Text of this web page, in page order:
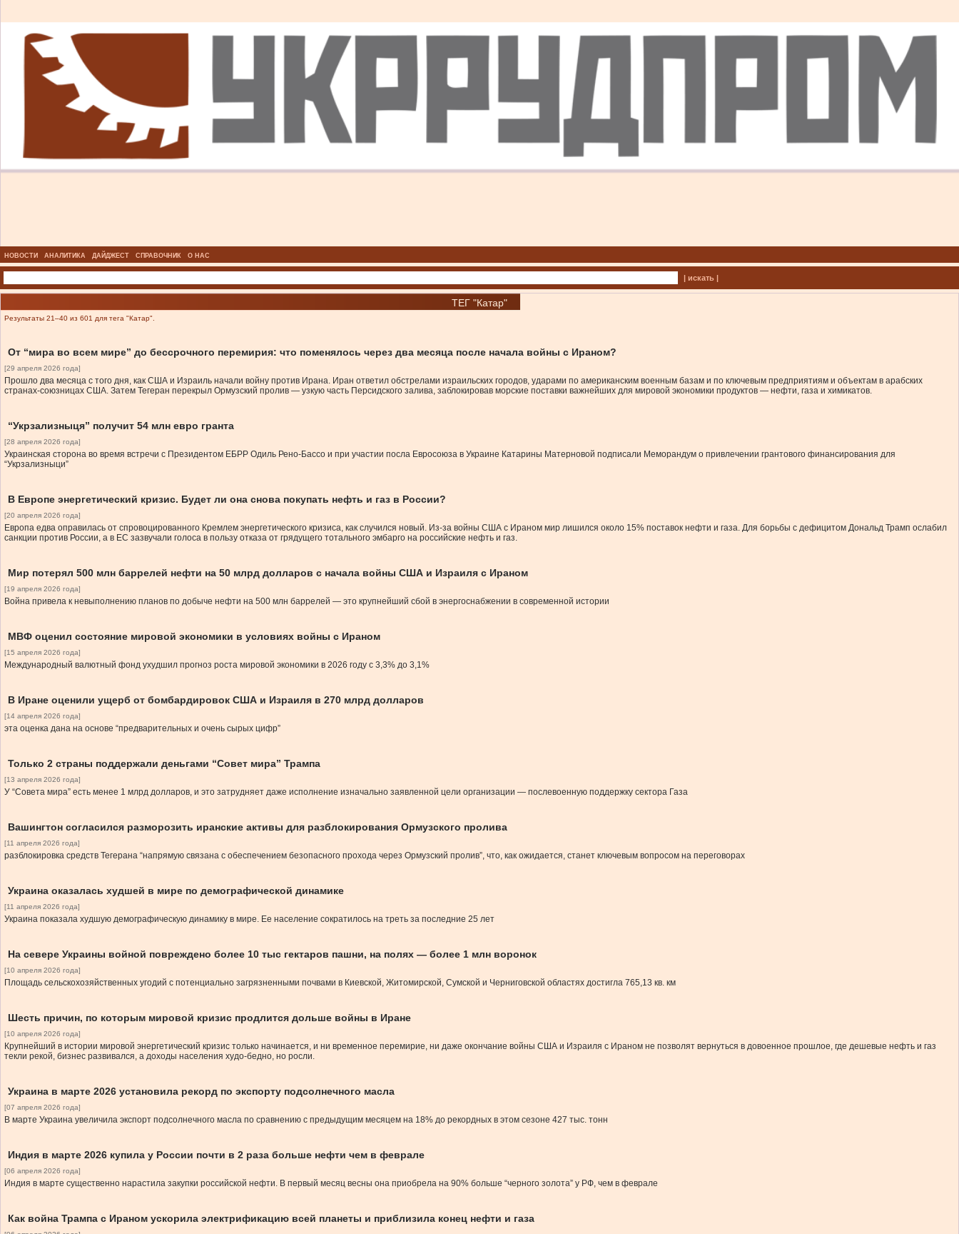
НОВОСТИ АНАЛИТИКА ДАЙДЖЕСТ СПРАВОЧНИК О НАС
| искать |
ТЕГ "Катар"
Результаты 21–40 из 601 для тега "Катар".
От “мира во всем мире” до бессрочного перемирия: что поменялось через два месяца после начала войны с Ираном?
[29 апреля 2026 года]
Прошло два месяца с того дня, как США и Израиль начали войну против Ирана. Иран ответил обстрелами израильских городов, ударами по американским военным базам и по ключевым предприятиям и объектам в арабских
странах-союзницах США. Затем Тегеран перекрыл Ормузский пролив — узкую часть Персидского залива, заблокировав морские поставки важнейших для мировой экономики продуктов — нефти, газа и химикатов.
“Укрзализныця” получит 54 млн евро гранта
[28 апреля 2026 года]
Украинская сторона во время встречи с Президентом ЕБРР Одиль Рено-Бассо и при участии посла Евросоюза в Украине Катарины Матерновой подписали Меморандум о привлечении грантового финансирования для
“Укрзализныци”
В Европе энергетический кризис. Будет ли она снова покупать нефть и газ в России?
[20 апреля 2026 года]
Европа едва оправилась от спровоцированного Кремлем энергетического кризиса, как случился новый. Из-за войны США с Ираном мир лишился около 15% поставок нефти и газа. Для борьбы с дефицитом Дональд Трамп ослабил
санкции против России, а в ЕС зазвучали голоса в пользу отказа от грядущего тотального эмбарго на российские нефть и газ.
Мир потерял 500 млн баррелей нефти на 50 млрд долларов с начала войны США и Израиля с Ираном
[19 апреля 2026 года]
Война привела к невыполнению планов по добыче нефти на 500 млн баррелей — это крупнейший сбой в энергоснабжении в современной истории
МВФ оценил состояние мировой экономики в условиях войны с Ираном
[15 апреля 2026 года]
Международный валютный фонд ухудшил прогноз роста мировой экономики в 2026 году с 3,3% до 3,1%
В Иране оценили ущерб от бомбардировок США и Израиля в 270 млрд долларов
[14 апреля 2026 года]
эта оценка дана на основе “предварительных и очень сырых цифр”
Только 2 страны поддержали деньгами “Совет мира” Трампа
[13 апреля 2026 года]
У “Совета мира” есть менее 1 млрд долларов, и это затрудняет даже исполнение изначально заявленной цели организации — послевоенную поддержку сектора Газа
Вашингтон согласился разморозить иранские активы для разблокирования Ормузского пролива
[11 апреля 2026 года]
разблокировка средств Тегерана “напрямую связана с обеспечением безопасного прохода через Ормузский пролив”, что, как ожидается, станет ключевым вопросом на переговорах
Украина оказалась худшей в мире по демографической динамике
[11 апреля 2026 года]
Украина показала худшую демографическую динамику в мире. Ее население сократилось на треть за последние 25 лет
На севере Украины войной повреждено более 10 тыс гектаров пашни, на полях — более 1 млн воронок
[10 апреля 2026 года]
Площадь сельскохозяйственных угодий с потенциально загрязненными почвами в Киевской, Житомирской, Сумской и Черниговской областях достигла 765,13 кв. км
Шесть причин, по которым мировой кризис продлится дольше войны в Иране
[10 апреля 2026 года]
Крупнейший в истории мировой энергетический кризис только начинается, и ни временное перемирие, ни даже окончание войны США и Израиля с Ираном не позволят вернуться в довоенное прошлое, где дешевые нефть и газ
текли рекой, бизнес развивался, а доходы населения худо-бедно, но росли.
Украина в марте 2026 установила рекорд по экспорту подсолнечного масла
[07 апреля 2026 года]
В марте Украина увеличила экспорт подсолнечного масла по сравнению с предыдущим месяцем на 18% до рекордных в этом сезоне 427 тыс. тонн
Индия в марте 2026 купила у России почти в 2 раза больше нефти чем в феврале
[06 апреля 2026 года]
Индия в марте существенно нарастила закупки российской нефти. В первый месяц весны она приобрела на 90% больше “черного золота” у РФ, чем в феврале
Как война Трампа с Ираном ускорила электрификацию всей планеты и приблизила конец нефти и газа